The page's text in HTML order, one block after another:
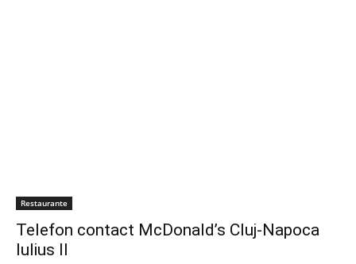
Restaurante
Telefon contact McDonald’s Cluj-Napoca
Iulius II